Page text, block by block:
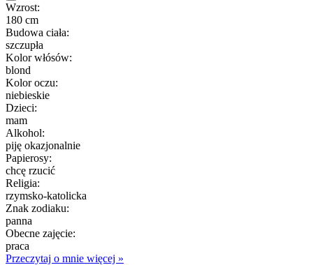
Wzrost:
180 cm
Budowa ciała:
szczupła
Kolor włósów:
blond
Kolor oczu:
niebieskie
Dzieci:
mam
Alkohol:
piję okazjonalnie
Papierosy:
chcę rzucić
Religia:
rzymsko-katolicka
Znak zodiaku:
panna
Obecne zajęcie:
praca
Przeczytaj o mnie więcej »